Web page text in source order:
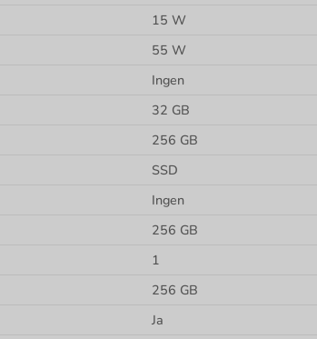
15 W
55 W
Ingen
32 GB
256 GB
SSD
Ingen
256 GB
1
256 GB
Ja